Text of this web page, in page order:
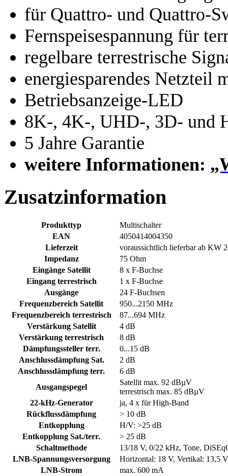
für Quattro- und Quattro-
Fernspeisespannung für
regelbare terrestrische
energiesparendes Netzteil
Betriebsanzeige-LED
8K-, 4K-, UHD-, 3D- und
5 Jahre Garantie
weitere Informationen:
Zusatzinformation
Produkttyp
Multischalter
EAN
4050414004350
Lieferzeit
voraussichtlich lieferbar ab KW
Impedanz
75 Ohm
Eingänge Satellit
8 x F-Buchse
Eingang terrestrisch
1 x F-Buchse
Ausgänge
24 F-Buchsen
Frequenzbereich Satellit
950...2150 MHz
Frequenzbereich terrestrisch
87...694 MHz
Verstärkung Satellit
4 dB
Verstärkung terrestrisch
8 dB
Dämpfungssteller terr.
0...15 dB
Anschlussdämpfung Sat.
2 dB
Anschlussdämpfung terr.
6 dB
Ausgangspegel
Satellit max. 92 dBµV
terrestrisch max. 85 dBµV
22-kHz-Generator
ja, 4 x für High-Band
Rückflussdämpfung
> 10 dB
Entkopplung
H/V: >25 dB
Entkopplung Sat./terr.
> 25 dB
Schaltmethode
13/18 V, 0/22 kHz, Tone,
LNB-Spannungsversorgung
Horizontal: 18 V, Vertikal: 13,5 V
LNB-Strom
max. 600 mA